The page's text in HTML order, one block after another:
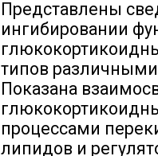
Представлены
ингибировании
типов
Показана
процессами
липидов и